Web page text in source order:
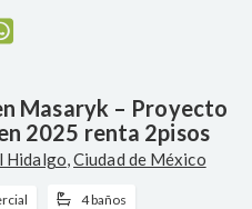
Masaryk – Proyecto
2025 renta 2pisos
Hidalgo,Ciudad de México
4 baños